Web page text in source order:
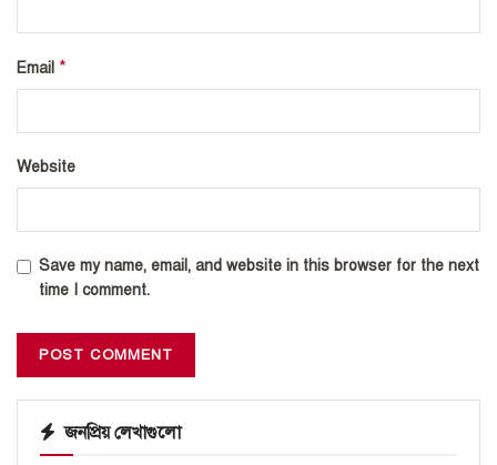
Email *
Website
Save my name, email, and website in this browser for the next
time I comment.
জনপ্রিয় লেখাগুলো